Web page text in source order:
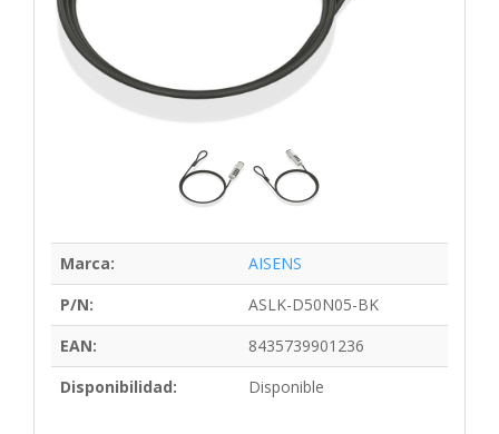
Marca:
AISENS
P/N:
ASLK-D50N05-BK
EAN:
8435739901236
Disponibilidad:
Disponible